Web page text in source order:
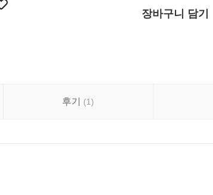
장바구니 담기
후기 (1)